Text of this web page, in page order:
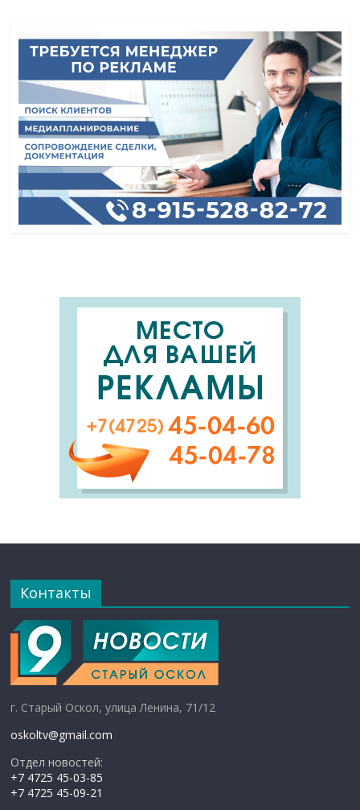
Контакты
г. Старый Оскол, улица Ленина, 71/12
oskoltv@gmail.com
Отдел новостей:
+7 4725 45-03-85
+7 4725 45-09-21